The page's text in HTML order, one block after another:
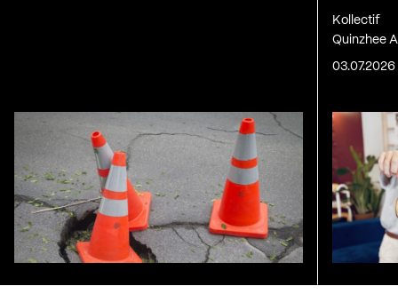
Kollectif
Quinzhee
03.07.2026